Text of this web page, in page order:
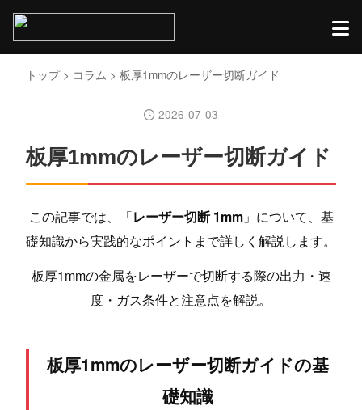
トップ> コラム > 板厚1mmのレーザー切断ガイド
2026-07-03
板厚1mmのレーザー切断ガイド
この記事では、「レーザー切断 1mm」について、基
礎知識から実践的なポイントまで詳しく解説します。
板厚1mmの金属をレーザーで切断する際の出力・速
度・ガス条件と注意点を解説。
板厚1mmのレーザー切断ガイドの基
礎知識